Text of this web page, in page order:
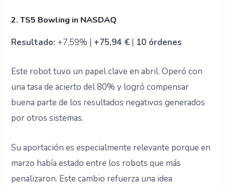
2. TS5 Bowling in NASDAQ
Resultado: +7,59% | +75,94 € | 10 órdenes
Este robot tuvo un papel clave en abril. Operó con
una tasa de acierto del 80% y logró compensar
buena parte de los resultados negativos generados
por otros sistemas.
Su aportación es especialmente relevante porque en
marzo había estado entre los robots que más
penalizaron. Este cambio refuerza una idea